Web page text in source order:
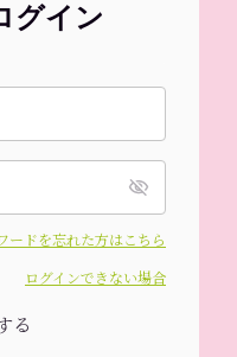
グイン
ードを忘れた方はこちら
ログインできない場合
る